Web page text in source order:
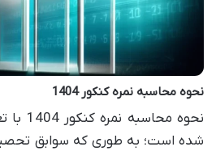
نحوه محاسبه نمره کنکور 1404
نحوه
شده است؛ به طوری که سوابق